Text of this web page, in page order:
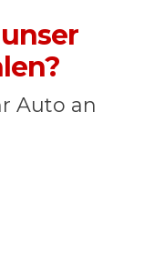
Auto an